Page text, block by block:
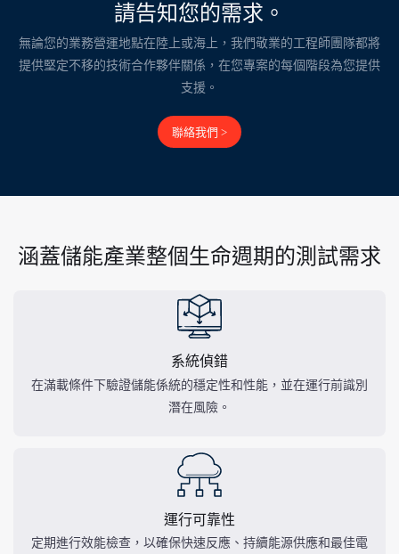
請告知您的需求。
無論您的業務營運地點在陸上或海上，我們敬業的工程師團隊都將
提供堅定不移的技術合作夥伴關係，在您專案的每個階段為您提供
支援。
聯絡我們 >
涵蓋儲能產業整個生命週期的測試需求
系統偵錯
在滿載條件下驗證儲能係統的穩定性和性能，並在運行前識別
潛在風險。
運行可靠性
定期進行效能檢查，以確保快速反應、持續能源供應和最佳電